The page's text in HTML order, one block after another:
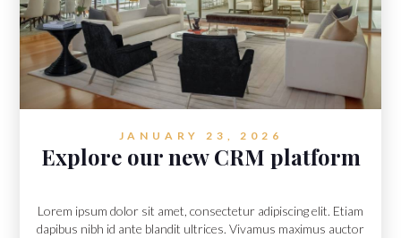
JANUARY 23, 2026
Explore our new CRM platform
Lorem ipsum dolor sit amet, consectetur adipiscing elit. Etiam
dapibus nibh id ante blandit ultrices. Vivamus maximus auctor